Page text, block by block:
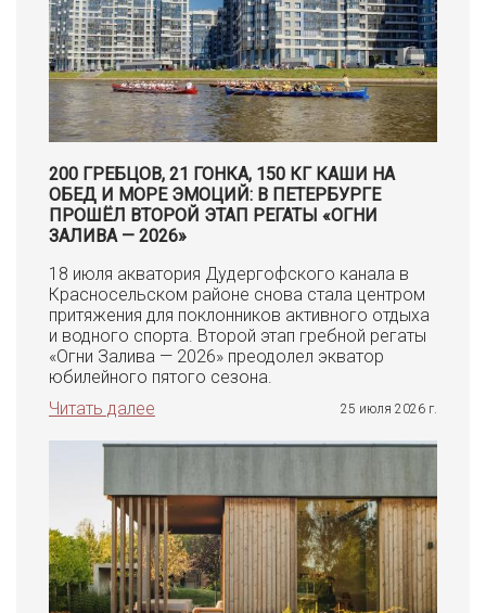
200 ГРЕБЦОВ, 21 ГОНКА, 150 КГ КАШИ НА
ОБЕД И МОРЕ ЭМОЦИЙ: В ПЕТЕРБУРГЕ
ПРОШЁЛ ВТОРОЙ ЭТАП РЕГАТЫ «ОГНИ
ЗАЛИВА — 2026»
18 июля акватория Дудергофского канала в
Красносельском районе снова стала центром
притяжения для поклонников активного отдыха
и водного спорта. Второй этап гребной регаты
«Огни Залива — 2026» преодолел экватор
юбилейного пятого сезона.
Читать далее
25 июля 2026 г.